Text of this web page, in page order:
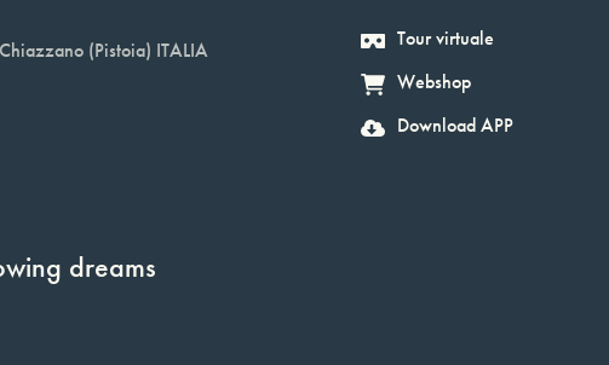
(Pistoia) ITALIA
dreams
Tour virtuale
Webshop
Download APP